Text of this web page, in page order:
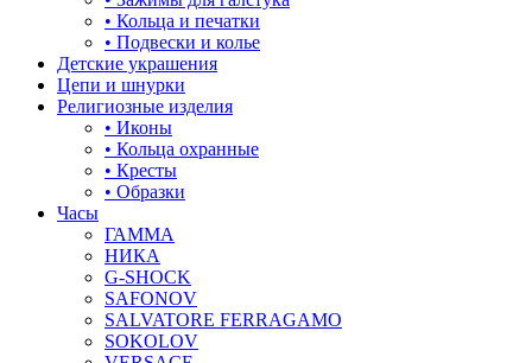
• Кольца и печатки
• Подвески и колье
Детские украшения
Цепи и шнурки
Религиозные изделия
• Иконы
• Кольца охранные
• Кресты
• Образки
Часы
ГАММА
НИКА
G-SHOCK
SAFONOV
SALVATORE FERRAGAMO
SOKOLOV